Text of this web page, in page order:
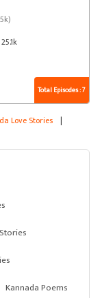
25.1k
Total Episodes : 7
Love Stories |
Kannada Poems